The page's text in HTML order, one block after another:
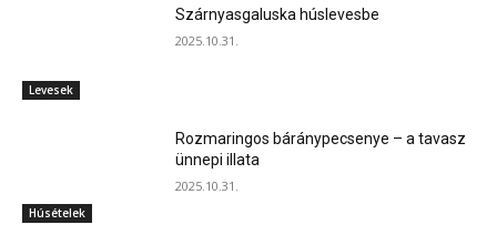
Levesek
Szárnyasgaluska húslevesbe
2025.10.31.
Húsételek
Rozmaringos báránypecsenye – a tavasz
ünnepi illata
2025.10.31.